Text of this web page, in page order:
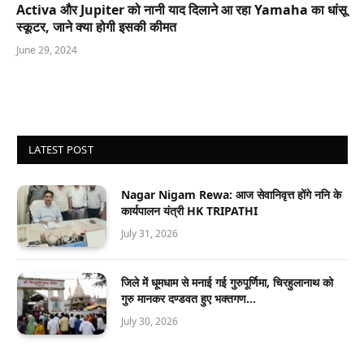
Activa और Jupiter को नानी याद दिलाने आ रहा Yamaha का धांसू
स्कूटर, जाने क्या होगी इसकी कीमत
June 29, 2024
LATEST POST
Nagar Nigam Rewa: आज सेवानिवृत्त होंगे ननि के
कार्यपालन यंत्री HK TRIPATHI
July 31, 2026
जिले में धूमधाम से मनाई गई गुरुपूर्णिमा, चिरहुलानाथ को
गुरु मानकर दण्डवत हुए भक्तगण…
July 30, 2026